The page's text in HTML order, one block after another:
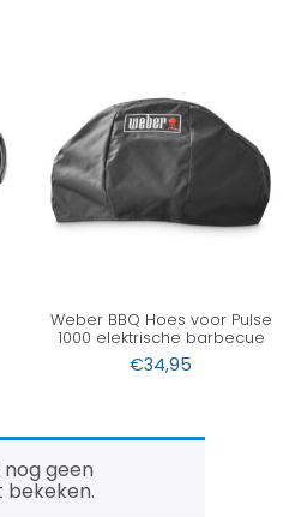
Weber BBQ Hoes voor Pulse
1000 elektrische barbecue
€34,95
geen